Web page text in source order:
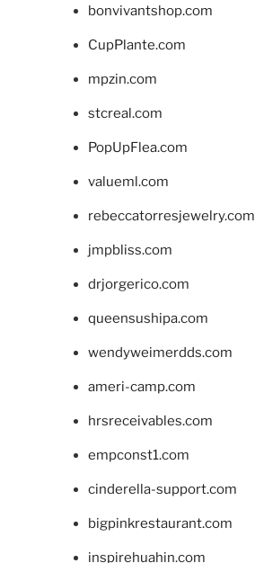
bonvivantshop.com
CupPlante.com
mpzin.com
stcreal.com
PopUpFlea.com
valueml.com
rebeccatorresjewelry.com
jmpbliss.com
drjorgerico.com
queensushipa.com
wendyweimerdds.com
ameri-camp.com
hrsreceivables.com
empconst1.com
cinderella-support.com
bigpinkrestaurant.com
inspirehuahin.com